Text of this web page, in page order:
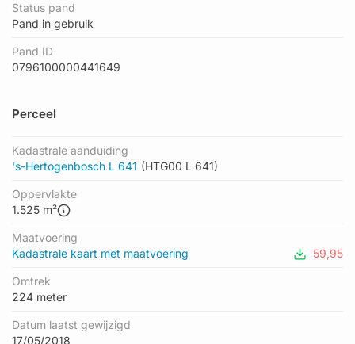
Status pand
Pand in gebruik
Pand ID
0796100000441649
Perceel
Kadastrale aanduiding
's-Hertogenbosch L 641 (HTG00 L 641)
Oppervlakte
1.525 m²
Maatvoering
Kadastrale kaart met maatvoering
59,95
Omtrek
224 meter
Datum laatst gewijzigd
17/05/2018